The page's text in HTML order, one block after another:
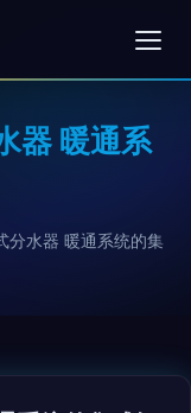
器 暖通系
分水器 暖通系统的集